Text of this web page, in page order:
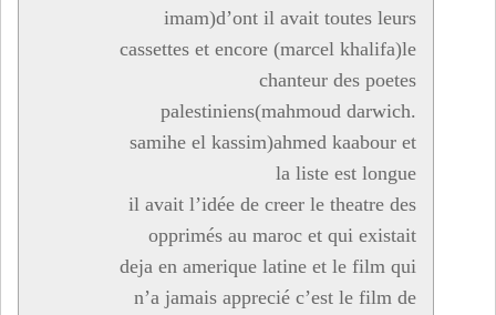
imam)d’ont il avait toutes leurs
cassettes et encore (marcel khalifa)le
chanteur des poetes
palestiniens(mahmoud darwich.
samihe el kassim)ahmed kaabour et
la liste est longue
il avait l’idée de creer le theatre des
opprimés au maroc et qui existait
deja en amerique latine et le film qui
n’a jamais apprecié c’est le film de